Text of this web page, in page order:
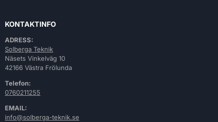
KONTAKTINFO
ADRESS:
Solberga Teknik
Näsets Vinkelväg 10
42166 Västra Frölunda
Telefon:
0760211255
EMAIL:
info@solberga-teknik.se